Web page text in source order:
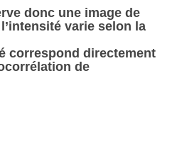
donc une image de
varie selon la
correspond directement
de